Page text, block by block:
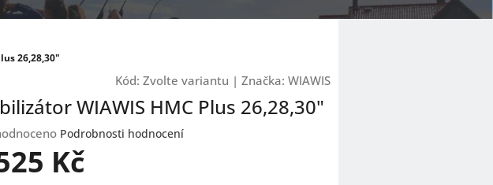
26,28,30"
Kód: Zvolte variantu | Značka: WIAWIS
WIAWIS HMC Plus 26,28,30"
Podrobnosti hodnocení
Kč